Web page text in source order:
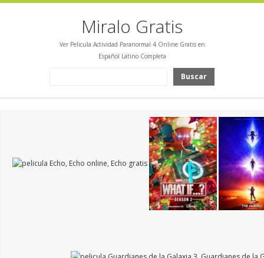
Miralo Gratis
Ver Pelicula Actividad Paranormal 4 Online Gratis en
Español Latino Completa
Buscar